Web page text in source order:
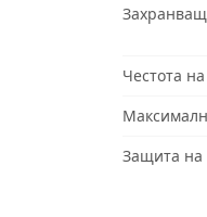
Честота
Защита на